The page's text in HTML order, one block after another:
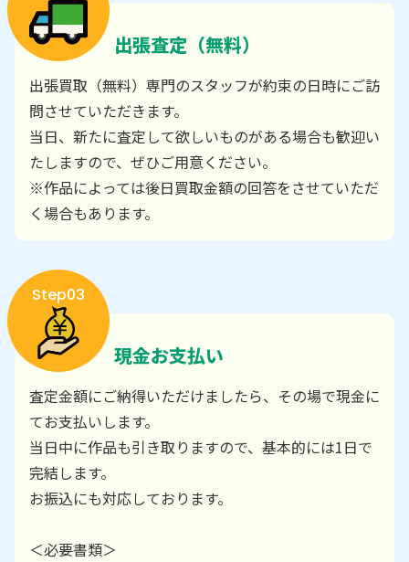
出張査定（無料）
出張買取（無料）専門のスタッフが約束の日時にご訪
問させていただきます。
当日、新たに査定して欲しいものがある場合も歓迎い
たしますので、ぜひご用意ください。
※作品によっては後日買取金額の回答をさせていただ
く場合もあります。
Step03
現金お支払い
査定金額にご納得いただけましたら、その場で現金に
てお支払いします。
当日中に作品も引き取りますので、基本的には1日で
完結します。
お振込にも対応しております。
＜必要書類＞